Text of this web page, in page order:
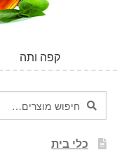
קפה ותה
חיפוש
עבור:
חיפוש
כלי בית